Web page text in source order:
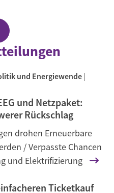
und Energiewende |
und Netzpaket:
Rückschlag
drohen Erneuerbare
/ Verpasste Chancen
und Elektrifizierung
Ticketkauf